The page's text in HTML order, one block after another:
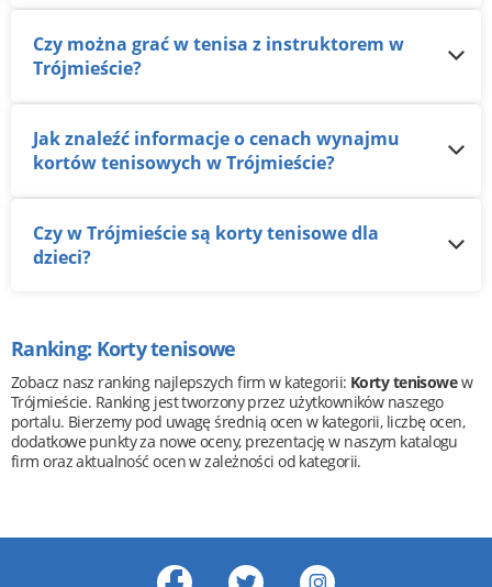
Czy można grać w tenisa z instruktorem w
Trójmieście?
Jak znaleźć informacje o cenach wynajmu
kortów tenisowych w Trójmieście?
Czy w Trójmieście są korty tenisowe dla
dzieci?
Ranking: Korty tenisowe
Zobacz nasz ranking najlepszych firm w kategorii: Korty tenisowew
Trójmieście. Ranking jest tworzony przez użytkowników naszego
portalu. Bierzemy pod uwagę średnią ocen w kategorii, liczbę ocen,
dodatkowe punkty za nowe oceny, prezentację w naszym katalogu
firm oraz aktualność ocen w zależności od kategorii.